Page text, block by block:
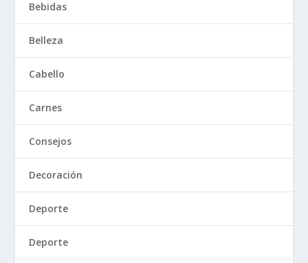
Bebidas
Belleza
Cabello
Carnes
Consejos
Decoración
Deporte
Deporte